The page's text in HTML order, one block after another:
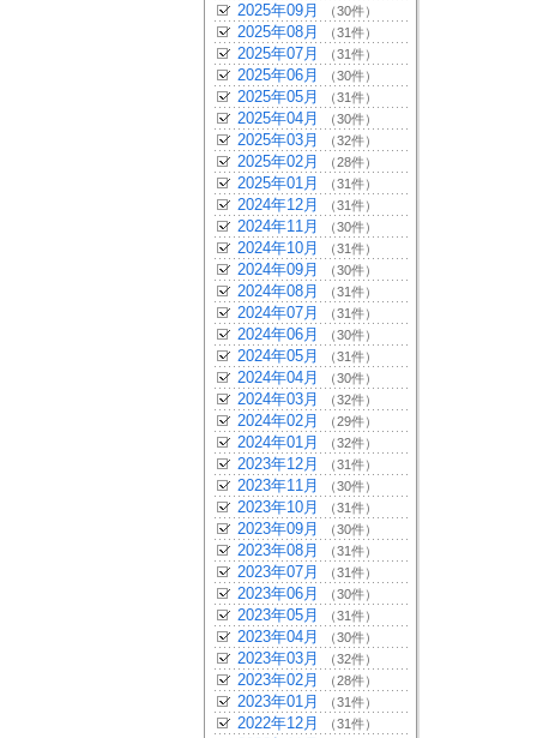
2025年09月 （30件）
2025年08月 （31件）
2025年07月 （31件）
2025年06月 （30件）
2025年05月 （31件）
2025年04月 （30件）
2025年03月 （32件）
2025年02月 （28件）
2025年01月 （31件）
2024年12月 （31件）
2024年11月 （30件）
2024年10月 （31件）
2024年09月 （30件）
2024年08月 （31件）
2024年07月 （31件）
2024年06月 （30件）
2024年05月 （31件）
2024年04月 （30件）
2024年03月 （32件）
2024年02月 （29件）
2024年01月 （32件）
2023年12月 （31件）
2023年11月 （30件）
2023年10月 （31件）
2023年09月 （30件）
2023年08月 （31件）
2023年07月 （31件）
2023年06月 （30件）
2023年05月 （31件）
2023年04月 （30件）
2023年03月 （32件）
2023年02月 （28件）
2023年01月 （31件）
2022年12月 （31件）